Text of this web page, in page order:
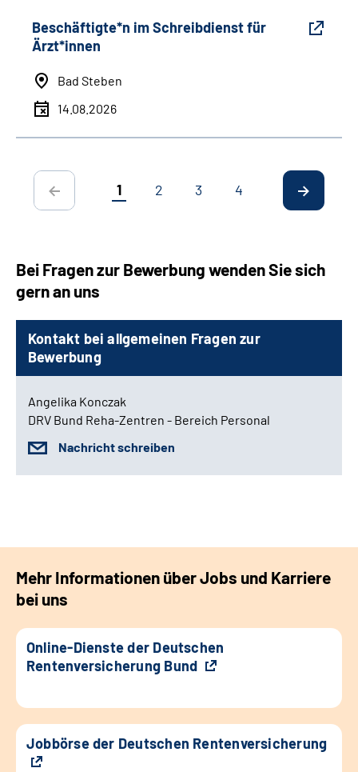
Beschäftigte*n im Schreibdienst für
Ärzt*innen
Bad Steben
14.08.2026
1 2 3 4
Bei Fragen zur Bewerbung wenden Sie sich
gern an uns
Kontakt bei allgemeinen Fragen zur
Bewerbung
Angelika Konczak
DRV Bund Reha-Zentren - Bereich Personal
Nachricht schreiben
Mehr Informationen über Jobs und Karriere
bei uns
Online-Dienste der Deutschen
Rentenversicherung Bund
Jobbörse der Deutschen Rentenversicherung